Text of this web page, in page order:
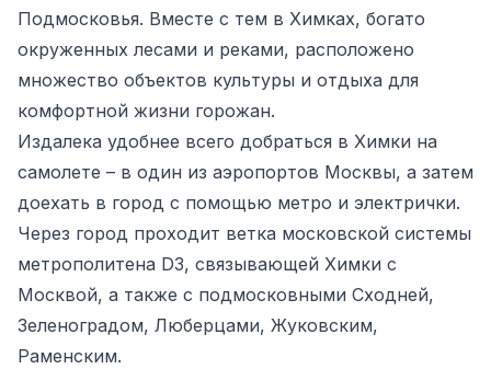
Подмосковья. Вместе с тем в Химках, богато
окруженных лесами и реками, расположено
множество объектов культуры и отдыха для
комфортной жизни горожан.
Издалека удобнее всего добраться в Химки на
самолете – в один из аэропортов Москвы, а затем
доехать в город с помощью метро и электрички.
Через город проходит ветка московской системы
метрополитена D3, связывающей Химки с
Москвой, а также с подмосковными Сходней,
Зеленоградом, Люберцами, Жуковским,
Раменским.